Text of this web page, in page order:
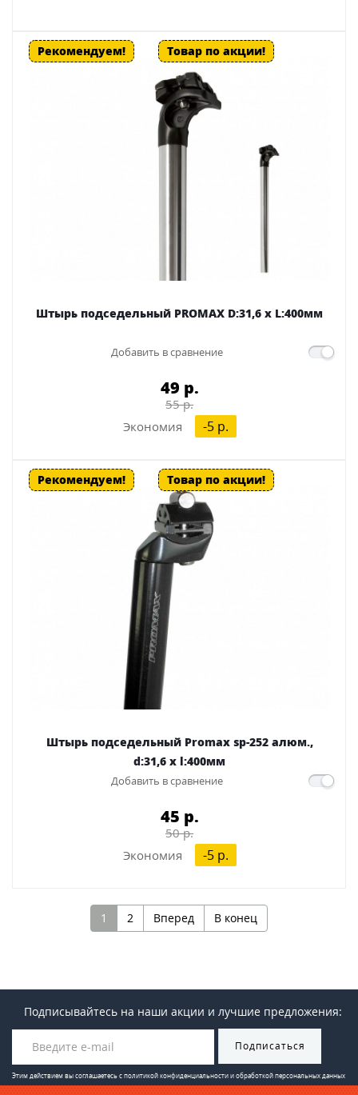
Рекомендуем! Товар по акции!
Штырь подседельный PROMAX D:31,6 х L:400мм
Добавить в сравнение
49 p.
55 p.
Экономия
-5 p.
Рекомендуем! Товар по акции!
Штырь подседельный Promax sp-252 алюм.,
d:31,6 x l:400мм
Добавить в сравнение
45 p.
50 p.
Экономия
-5 p.
1 2 Вперед В конец
Подписывайтесь на наши акции и лучшие предложения:
Подписаться
Этим действием вы соглашаетесь сполитикой конфиденциальности и обработкой персональных данных